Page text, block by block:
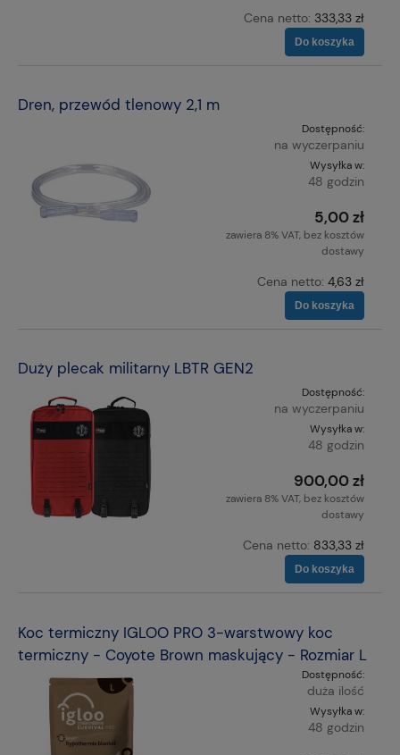
Cena netto: 333,33 zł
Do koszyka
Dren, przewód tlenowy 2,1 m
Dostępność:
na wyczerpaniu
Wysyłka w:
48 godzin
5,00 zł
zawiera 8% VAT, bez kosztów
dostawy
Cena netto: 4,63 zł
Do koszyka
Duży plecak militarny LBTR GEN2
Dostępność:
na wyczerpaniu
Wysyłka w:
48 godzin
900,00 zł
zawiera 8% VAT, bez kosztów
dostawy
Cena netto: 833,33 zł
Do koszyka
Koc termiczny IGLOO PRO 3-warstwowy koc
termiczny - Coyote Brown maskujący - Rozmiar L
Dostępność:
duża ilość
Wysyłka w:
48 godzin